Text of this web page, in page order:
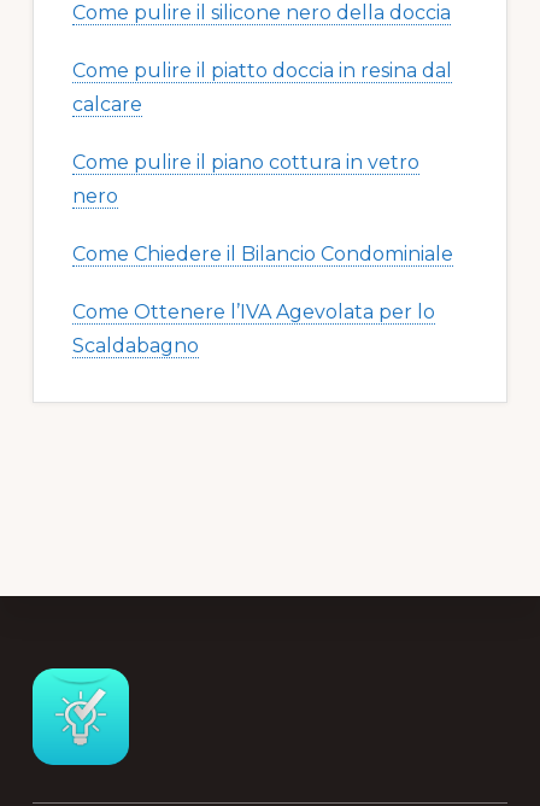
Come pulire il silicone nero della doccia​​
Come pulire il piatto doccia in resina dal
calcare​​
Come pulire il piano cottura in vetro
nero​​
Come Chiedere il Bilancio Condominiale
Come Ottenere l’IVA Agevolata per lo
Scaldabagno